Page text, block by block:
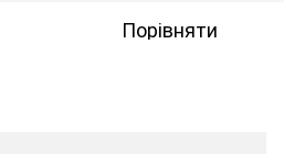
Порівняти